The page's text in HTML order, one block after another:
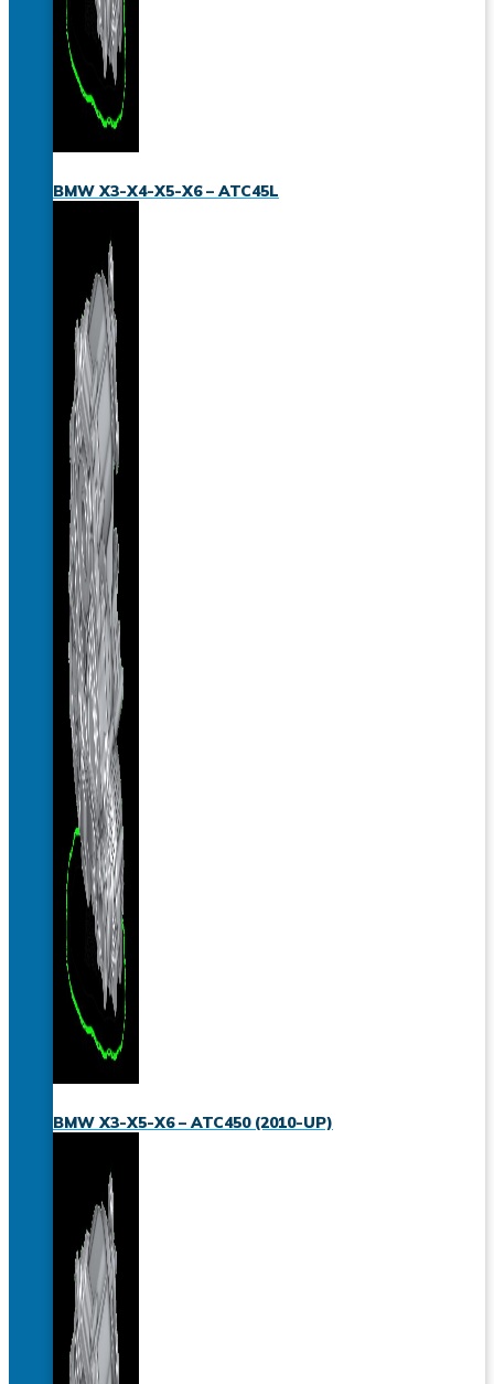
BMW X3-X4-X5-X6 – ATC45L
BMW X3-X5-X6 – ATC450 (2010-UP)